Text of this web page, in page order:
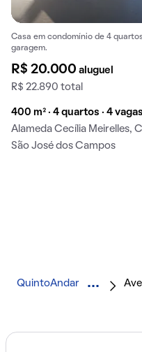
Casa em condomínio de 4
garagem.
R$ 20.000aluguel
R$ 22.890 total
400 m² · 4 quartos · 4 vagas
Alameda Cecília Meirelles,
São José dos Campos
QuintoAndar